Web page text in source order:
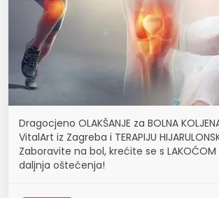
Dragocjeno OLAKŠANJE za BOLNA
VitalArt iz Zagreba i TERAPIJU
Zaboravite na bol, krećite se s
daljnja oštećenja!